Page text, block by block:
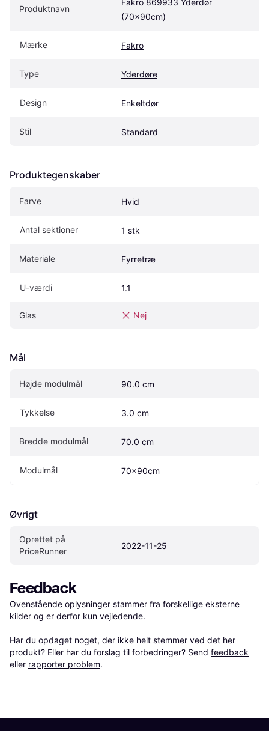
Produktnavn
(70x90cm)
Mærke Fakro
Type Yderdøre
Design Enkeltdør
Stil Standard
Produktegenskaber
Farve Hvid
Antal sektioner 1 stk
Materiale Fyrretræ
U-værdi 1.1
Glas Nej
Mål
Højde modulmål 90.0 cm
Tykkelse 3.0 cm
Bredde modulmål 70.0 cm
Modulmål 70x90cm
Øvrigt
Oprettet på
PriceRunner
2022-11-25
Feedback
Ovenstående oplysninger stammer fra forskellige eksterne
kilder og er derfor kun vejledende.
Har du opdaget noget, der ikke helt stemmer ved det her
produkt? Eller har du forslag til forbedringer? Send feedback
eller rapporter problem.